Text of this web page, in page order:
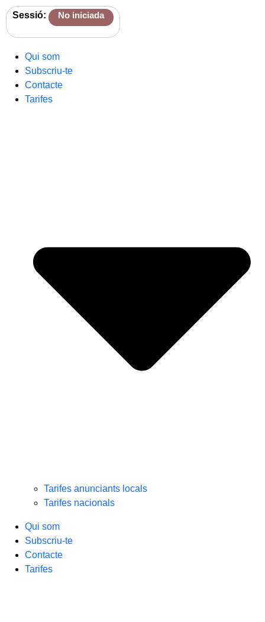
Sessió: No iniciada
Qui som
Subscriu-te
Contacte
Tarifes
Tarifes anunciants locals
Tarifes nacionals
Qui som
Subscriu-te
Contacte
Tarifes